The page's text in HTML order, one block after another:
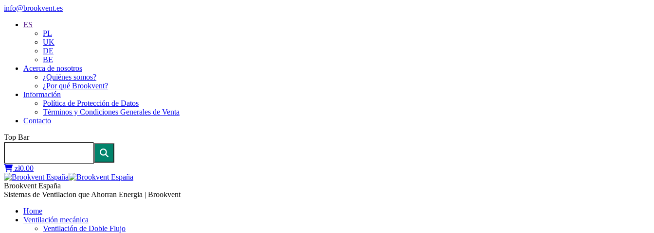
info@brookvent.es
ES
PL
UK
DE
BE
Acerca de nosotros
¿Quiénes somos?
¿Por qué Brookvent?
Información
Política de Protección de Datos
Términos y Condiciones Generales de Venta
Contacto
Top Bar
zł0.00
Brookvent España
Sistemas de Ventilacion que Ahorran Energia | Brookvent
Home
Ventilación mecánica
Ventilación de Doble Flujo